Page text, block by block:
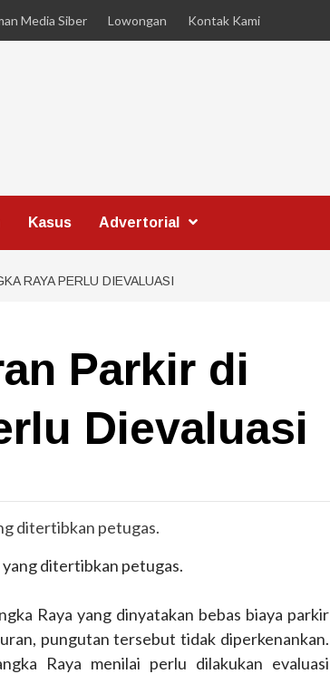
Media Siber Lowongan Kontak Kami
Kasus Advertorial
RAYA PERLU DIEVALUASI
Parkir di
Dievaluasi
yang ditertibkan petugas.
Raya yang dinyatakan bebas biaya parkir
pungutan tersebut tidak diperkenankan.
Raya menilai perlu dilakukan evaluasi